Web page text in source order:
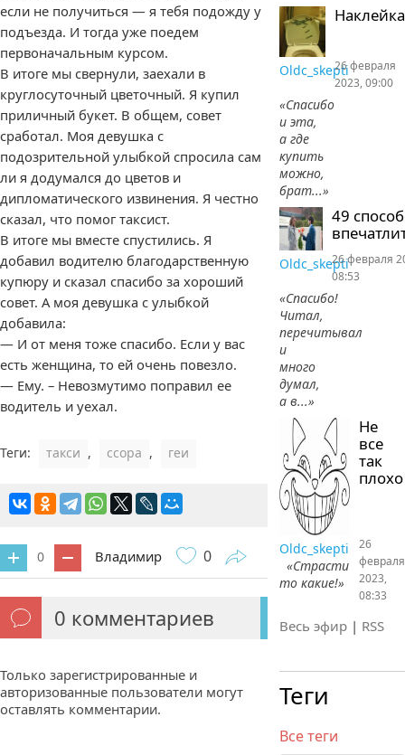
если не получиться — я тебя подожду у
подъезда. И тогда уже поедем
первоначальным курсом.
В итоге мы свернули, заехали в
круглосуточный цветочный. Я купил
приличный букет. В общем, совет
сработал. Моя девушка с
подозрительной улыбкой спросила сам
ли я додумался до цветов и
дипломатического извинения. Я честно
сказал, что помог таксист.
В итоге мы вместе спустились. Я
добавил водителю благодарственную
купюру и сказал спасибо за хороший
совет. А моя девушка с улыбкой
добавила:
— И от меня тоже спасибо. Если у вас
есть женщина, то ей очень повезло.
— Ему. – Невозмутимо поправил ее
водитель и уехал.
Теги: такси , ссора , геи
0 Владимир 0
0 комментариев
Только зарегистрированные и
авторизованные пользователи могут
оставлять комментарии.
Наклейка
Oldc_skepti
«Спасибо
и эта,
а где
купить
можно,
брат...»
26 февраля
2023, 09:00
49
Oldc_skepti
«Спасибо!
Читал,
перечитывал
и
много
думал,
а в...»
26 февраля
08:53
Не
все
так
плохо
Oldc_skepti
«Страсти
то какие!»
26
февраля
2023,
08:33
Весь эфир | RSS
Теги
Все теги